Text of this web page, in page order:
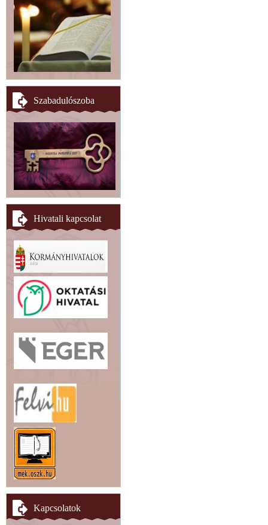
Szabadulószoba
Hivatali kapcsolat
Kapcsolatok